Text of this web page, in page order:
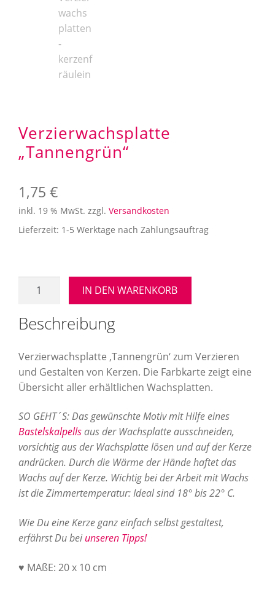
Aufbewahrung
Angebote im SALE
Mein Konto
Verzierwachsplatte
„Tannengrün“
1,75 €
inkl. 19 % MwSt. zzgl. Versandkosten
Lieferzeit: 1-5 Werktage nach Zahlungsauftrag
VerzierwachsplatteIN DEN WARENKORB
Beschreibung
Verzierwachsplatte ‚Tannengrün‘ zum Verzieren
und Gestalten von Kerzen. Die Farbkarte zeigt eine
Übersicht aller erhältlichen Wachsplatten.
SO GEHT´S: Das gewünschte Motiv mit Hilfe eines
Bastelskalpellsaus der Wachsplatte ausschneiden,
vorsichtig aus der Wachsplatte lösen und auf der Kerze
andrücken. Durch die Wärme der Hände haftet das
Wachs auf der Kerze. Wichtig bei der Arbeit mit Wachs
ist die Zimmertemperatur: Ideal sind 18° bis 22° C.
Wie Du eine Kerze ganz einfach selbst gestaltest,
erfährst Du bei unseren Tipps!
♥ MAßE: 20 x 10 cm